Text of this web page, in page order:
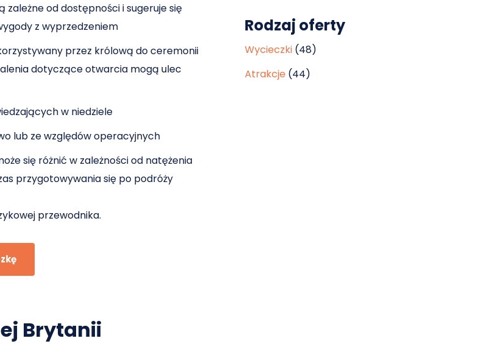
zależne od dostępności i sugeruje się
z wyprzedzeniem
przez królową do ceremonii
dotyczące otwarcia mogą ulec
w niedziele
lub ze względów operacyjnych
się różnić w zależności od natężenia
przygotowywania się po podróży
przewodnika.
Brytanii
Rodzaj oferty
Wycieczki (48)
Atrakcje (44)